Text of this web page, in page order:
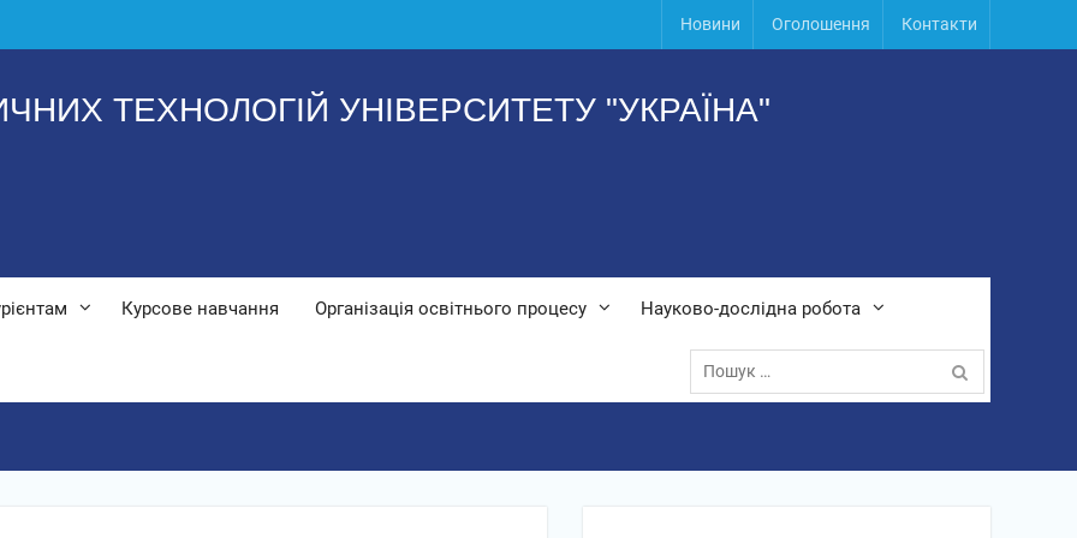
Новини Оголошення Контакти
ТЕХНОЛОГІЙ УНІВЕРСИТЕТУ "УКРАЇНА"
Курсове навчання Організація освітнього процесу Науково-дослідна робота
Пошук: